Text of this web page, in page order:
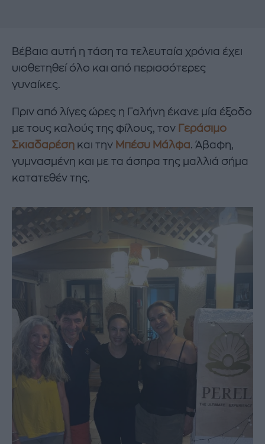
Βέβαια αυτή η τάση τα τελευταία χρόνια έχει
υιοθετηθεί όλο και από περισσότερες
γυναίκες.
Πριν από λίγες ώρες η Γαλήνη έκανε μία έξοδο
με τους καλούς της φίλους, τον Γεράσιμο
Σκιαδαρέση και την Μπέσυ Μάλφα. Άβαφη,
γυμνασμένη και με τα άσπρα της μαλλιά σήμα
κατατεθέν της.